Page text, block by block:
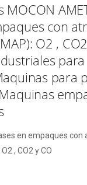
MOCON
con
O2 ,
para
para
en empaques con
, CO2 y CO